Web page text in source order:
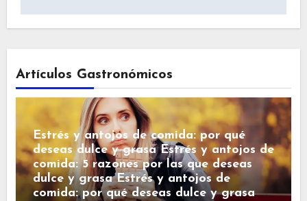
Artículos Gastronómicos
Estrés y antojos de comida: por qué
deseas dulce y grasa Estrés y antojos de
comida: 5 razones por las que deseas
dulce y grasa Estrés y antojos de
comida: por qué deseas dulce y grasa